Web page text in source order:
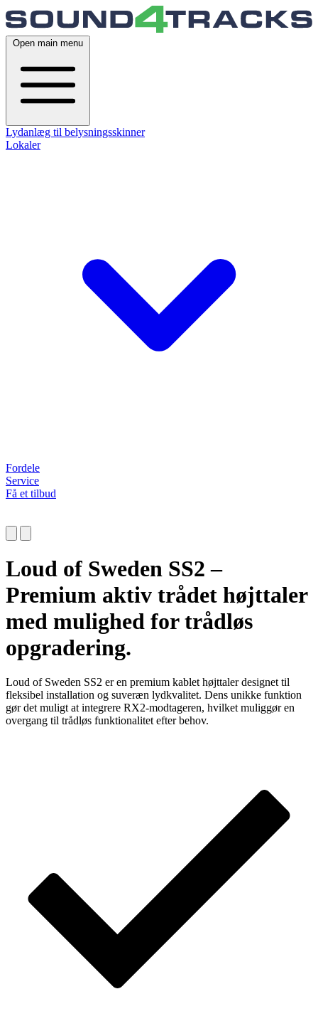
Open main menu
Lydanlæg til belysningsskinner
Lokaler
Fordele
Service
Få et tilbud
Loud of Sweden SS2 –
Premium aktiv trådet højttaler
med mulighed for trådløs
opgradering.
Loud of Sweden SS2 er en premium kablet højttaler designet til
fleksibel installation og suveræn lydkvalitet. Dens unikke funktion
gør det muligt at integrere RX2-modtageren, hvilket muliggør en
overgang til trådløs funktionalitet efter behov.